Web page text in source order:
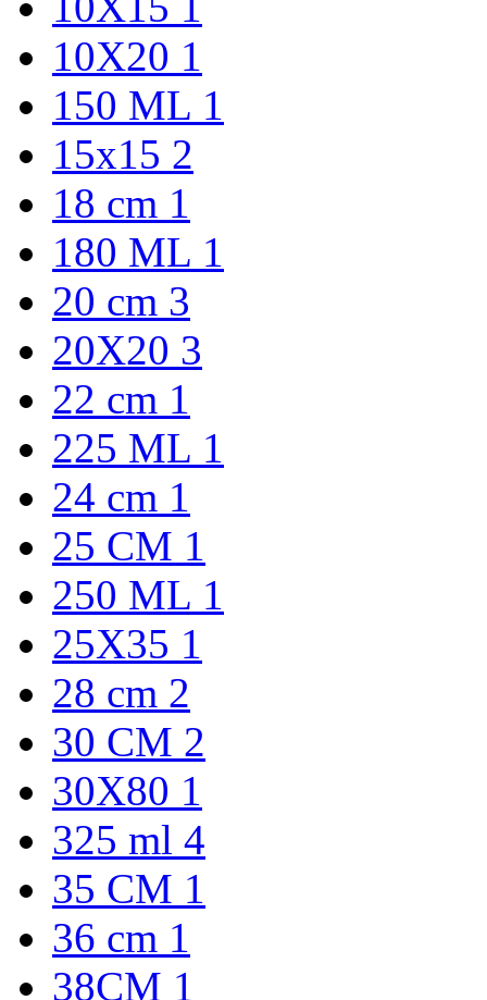
10X20 1
150 ML 1
15x15 2
18 cm 1
180 ML 1
20 cm 3
20X20 3
22 cm 1
225 ML 1
24 cm 1
25 CM 1
250 ML 1
25X35 1
28 cm 2
30 CM 2
30X80 1
325 ml 4
35 CM 1
36 cm 1
38CM 1